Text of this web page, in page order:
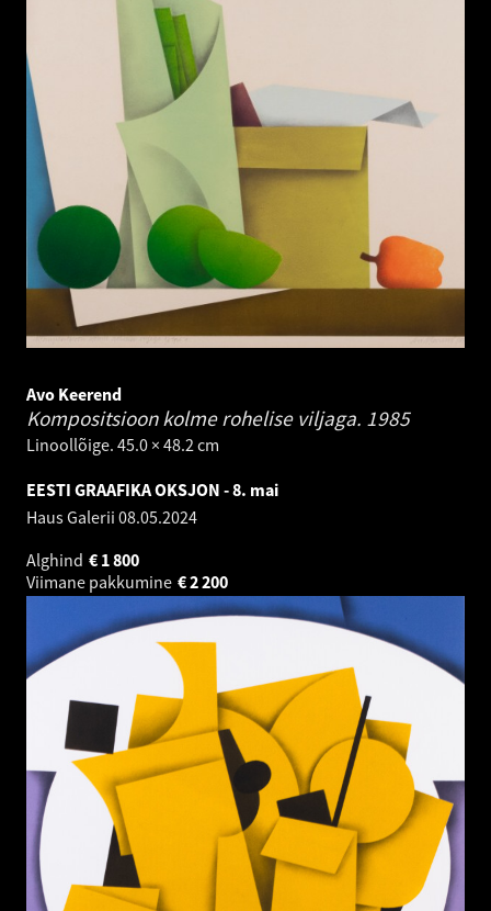
Avo Keerend
Kompositsioon kolme rohelise viljaga. 1985
Linoollõige. 45.0 × 48.2 cm
EESTI GRAAFIKA OKSJON - 8. mai
Haus Galerii 08.05.2024
Alghind
1 800
€
Viimane pakkumine
2 200
€